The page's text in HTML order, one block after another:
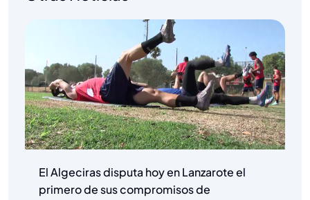
El Algeciras disputa hoy en Lanzarote el
primero de sus compromisos de